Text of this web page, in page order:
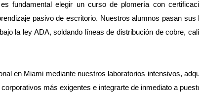
fundamental elegir un curso de plomería con
pasivo de escritorio. Nuestros alumnos pasan
la ley ADA, soldando líneas de distribución de cobre,
en Miami mediante nuestros laboratorios intensivos,
más exigentes e integrarte de inmediato a